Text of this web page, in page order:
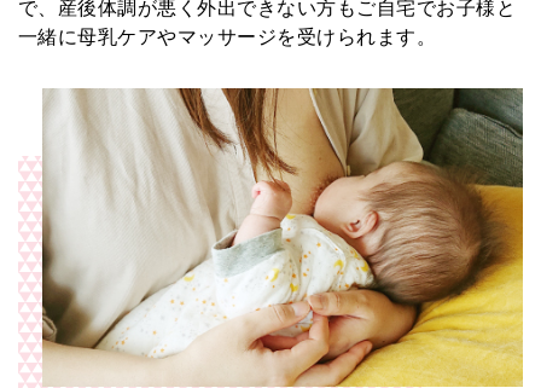
で、産後体調が悪く外出できない方もご自宅でお子様と
一緒に母乳ケアやマッサージを受けられます。